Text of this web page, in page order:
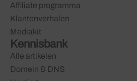
Affiliate programma
Klantenverhalen
Mediakit
Kennisbank
Alle artikelen
Domein & DNS